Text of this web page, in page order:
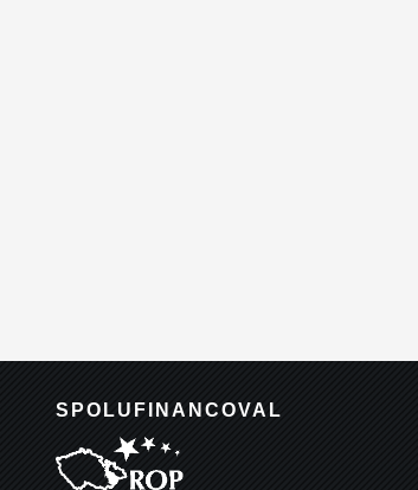
SPOLUFINANCOVAL